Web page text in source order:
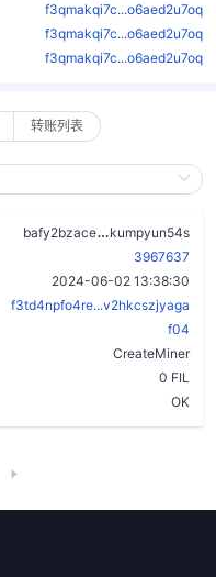
f3qmakqi7c...o6aed2u7oq
f3qmakqi7c...o6aed2u7oq
f3qmakqi7c...o6aed2u7oq
转账列表
bafy2bzace
kumpyun54s
3967637
2024-06-02 13:38:30
f3td4npfo4re...v2hkcszjyaga
f04
CreateMiner
0 FIL
OK